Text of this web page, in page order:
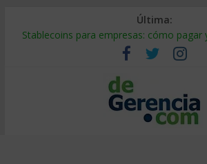
Última:
Stablecoins para empresas: cómo pagar
Despido silencioso: qué es y por qué sale
IA en selección de personal: cómo
Trabajo forzoso en la cadena de
Mercado hispano de EE. UU.: cómo